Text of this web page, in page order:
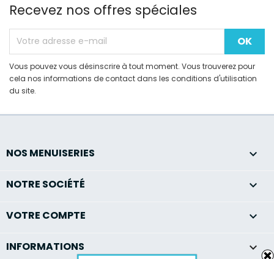
Recevez nos offres spéciales
Vous pouvez vous désinscrire à tout moment. Vous trouverez pour
cela nos informations de contact dans les conditions d'utilisation
du site.
NOS MENUISERIES 
NOTRE SOCIÉTÉ 
VOTRE COMPTE 
INFORMATIONS keyboard_arrow_down